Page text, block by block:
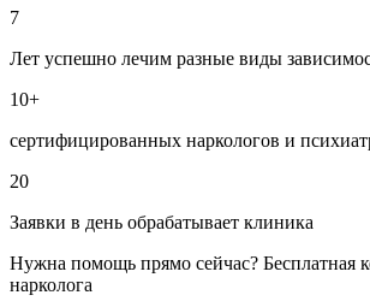
7
Лет успешно лечим разные виды
10+
сертифицированных наркологов и
20
Заявки в день обрабатывает клиника
Нужна помощь прямо сейчас? Бесплатная
нарколога